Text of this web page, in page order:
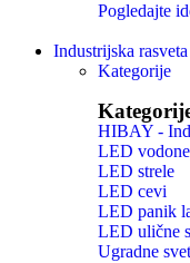
Pogledajte
Industrijska rasveta
Kategorije
HIBAY -
LED
LED strele
LED cevi
LED panik
LED ulične
Ugradne